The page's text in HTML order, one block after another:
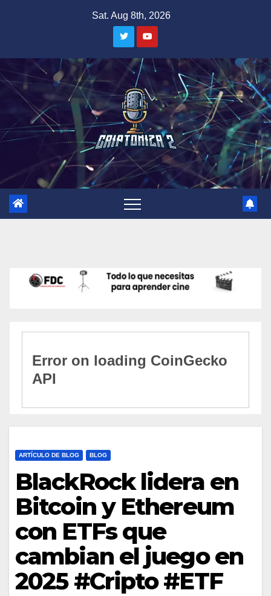
Sat. Aug 8th, 2026
ARTÍCULO DE BLOG BLOG
BlackRock lidera en
Bitcoin y Ethereum
con ETFs que
cambian el juego en
2025 #Cripto #ETF